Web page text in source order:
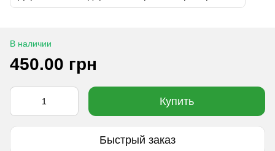
В наличии
450.00 грн
Купить
Быстрый заказ